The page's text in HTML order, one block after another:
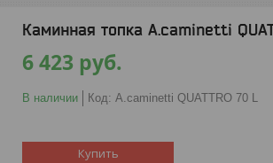
Каминная топка A.caminetti
6 423 руб.
В наличии Код: A.caminetti QUATTRO 70 L
Купить